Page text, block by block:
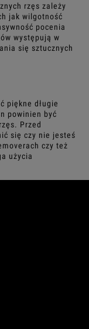
rzęs zależy
jak wilgotność
pocenia
występują w
się sztucznych
piękne długie
powinien być
Przed
się czy nie jesteś
czy też
użycia